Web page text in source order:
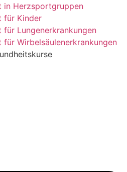
in Herzsportgruppen
für Kinder
für Lungenerkrankungen
für Wirbelsäulenerkrankungen